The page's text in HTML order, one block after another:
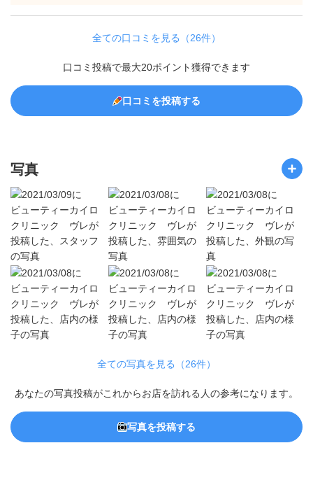
全ての口コミを見る（26件）
口コミ投稿で最大20ポイント獲得できます
口コミを投稿する
写真
全ての写真を見る（26件）
あなたの写真投稿がこれからお店を訪れる人の参考になります。
写真を投稿する